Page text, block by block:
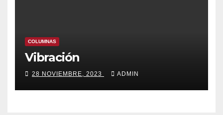
COLUMNAS
Vibración
28 NOVIEMBRE, 2023 ADMIN